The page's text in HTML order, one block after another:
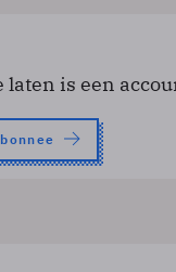
laten is een